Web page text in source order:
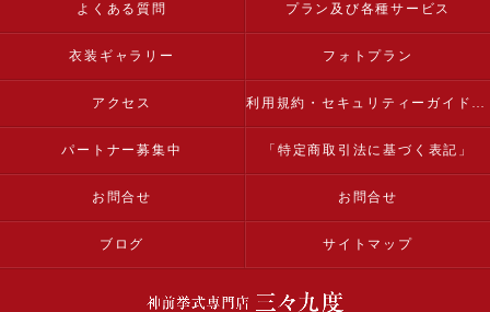
よくある質問 プラン及び各種サービス
衣装ギャラリー フォトプラン
アクセス 利用規約・セキュリティーガイドライン
パートナー募集中 「特定商取引法に基づく表記」
お問合せ お問合せ
ブログ サイトマップ